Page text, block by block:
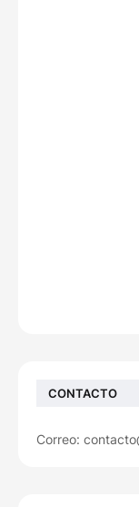
CONTACTO
Correo: